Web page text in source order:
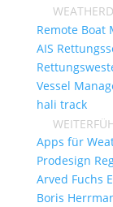
Remote Boat
AIS
Vessel
hali track
Apps für
Prodesign
Arved Fuchs
Boris